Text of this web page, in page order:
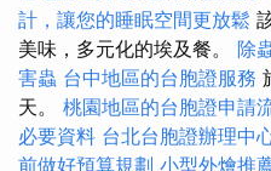
計，讓您的睡眠空間更放鬆
美味，多元化的埃及餐。 除
害蟲 台中地區的台胞證服務
天。 桃園地區的台胞證申請
必要資料 台北台胞證辦理中
前做好預算規劃 小型外燴推